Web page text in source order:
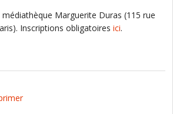
Marguerite Duras (115 rue
Inscriptions obligatoires ici.